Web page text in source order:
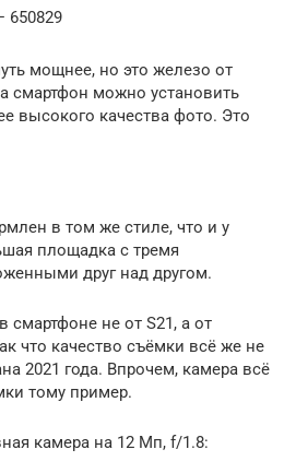
650829
мощнее, но это железо от
смартфон можно установить
высокого качества фото. Это
в том же стиле, что и у
площадка с тремя
друг над другом.
не от S21, а от
что качество съёмки всё же не
2021 года. Впрочем, камера всё
тому пример.
камера на 12 Мп, f/1.8: